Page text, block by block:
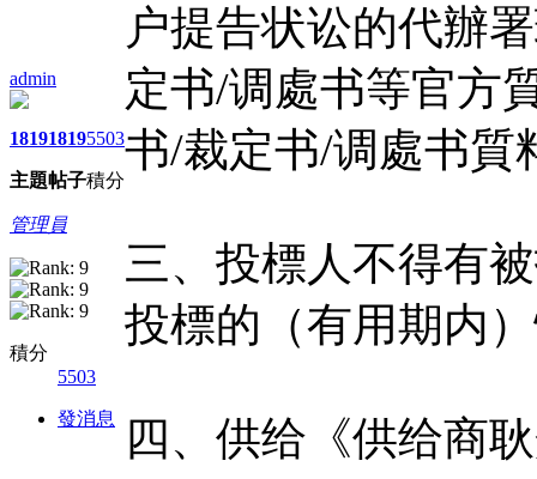
admin
1819
主題
1819
帖子
5503
積分
管理員
積分
5503
發消息
户提告状讼的代辦
定书/调處书等官方
书/裁定书/调處书質
三、投標人不得有
投標的（有用期内
四、供给《供给商